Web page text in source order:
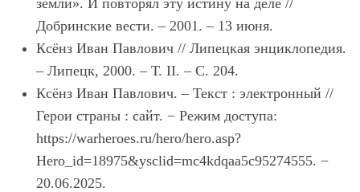
земли». И повторял эту истину на деле //
Добринские вести. – 2001. – 13 июня.
Ксёнз Иван Павлович // Липецкая энциклопедия.
– Липецк, 2000. – Т. II. – С. 204.
Ксёнз Иван Павлович. – Текст : электронный //
Герои страны : сайт. − Режим доступа:
https://warheroes.ru/hero/hero.asp?
Hero_id=18975&ysclid=mc4kdqaa5c95274555. −
20.06.2025.